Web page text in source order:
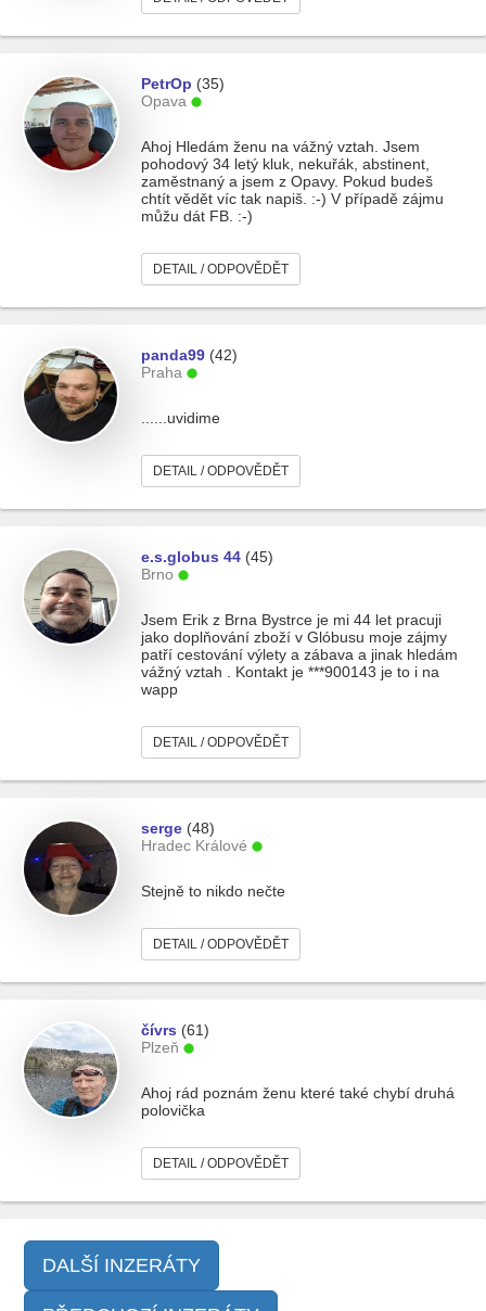
PetrOp (35)
Opava
Ahoj Hledám ženu na vážný vztah. Jsem
pohodový 34 letý kluk, nekuřák, abstinent,
zaměstnaný a jsem z Opavy. Pokud budeš
chtít vědět víc tak napiš. :-) V případě zájmu
můžu dát FB. :-)
DETAIL / ODPOVĚDĚT
panda99 (42)
Praha
......uvidime
DETAIL / ODPOVĚDĚT
e.s.globus 44 (45)
Brno
Jsem Erik z Brna Bystrce je mi 44 let pracuji
jako doplňování zboží v Glóbusu moje zájmy
patří cestování výlety a zábava a jinak hledám
vážný vztah . Kontakt je ***900143 je to i na
wapp
DETAIL / ODPOVĚDĚT
serge (48)
Hradec Králové
Stejně to nikdo nečte
DETAIL / ODPOVĚDĚT
čívrs (61)
Plzeň
Ahoj rád poznám ženu které také chybí druhá
polovička
DETAIL / ODPOVĚDĚT
DALŠÍ INZERÁTY